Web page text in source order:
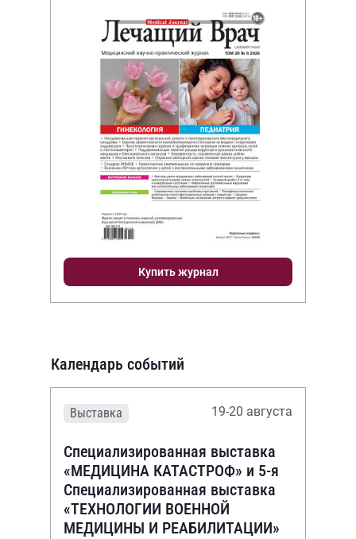
Купить журнал
Календарь событий
Выставка 19-20 августа
Специализированная выставка
«МЕДИЦИНА КАТАСТРОФ» и 5-я
Специализированная выставка
«ТЕХНОЛОГИИ ВОЕННОЙ
МЕДИЦИНЫ И РЕАБИЛИТАЦИИ»